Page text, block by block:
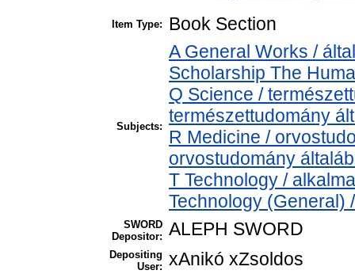
Item Type: Book Section
Subjects:
A General Works /
Scholarship The
Q Science /
természettudomány
R Medicine /
orvostudomány
T Technology /
Technology (General)
SWORD
Depositor: ALEPH SWORD
Depositing
User: xAnikó xZsoldos